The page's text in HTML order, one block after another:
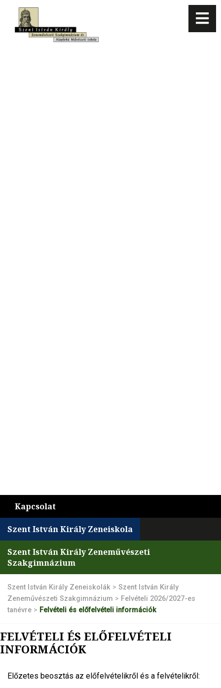
Kapcsolat
Szent István Király Zeneiskola
Szent István Király Zeneművészeti
Szakgimnázium
Szent István Király Zeneiskolák > Szent István Király
Zeneművészeti Szakgimnázium > Felvételi 2026/2027-es
tanévre > Felvételi és előfelvételi információk
FELVÉTELI ÉS ELŐFELVÉTELI
INFORMÁCIÓK
Előzetes beosztás az előfelvételikről és a felvételikről: